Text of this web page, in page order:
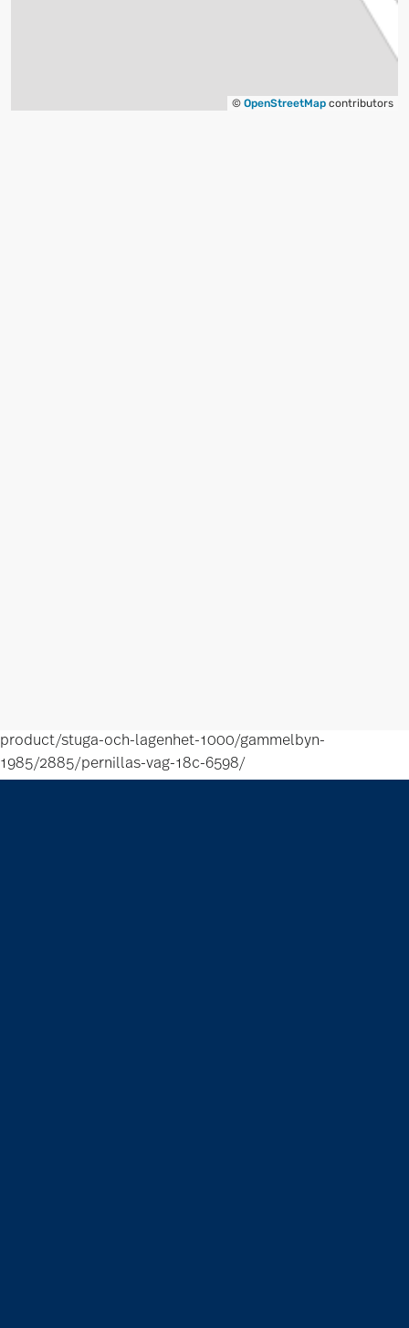
© OpenStreetMap contributors
product/stuga-och-lagenhet-1000/gammelbyn-
1985/2885/pernillas-vag-18c-6598/